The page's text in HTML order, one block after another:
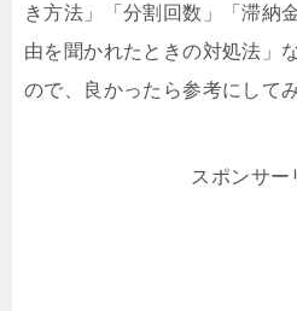
き方法」「分割回数」「滞納
由を聞かれたときの対処法」
ので、良かったら参考にして
スポンサー